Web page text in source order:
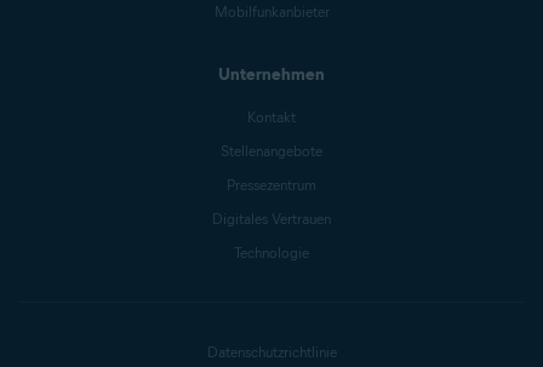
Mobilfunkanbieter
Unternehmen
Kontakt
Stellenangebote
Pressezentrum
Digitales Vertrauen
Technologie
Datenschutzrichtlinie